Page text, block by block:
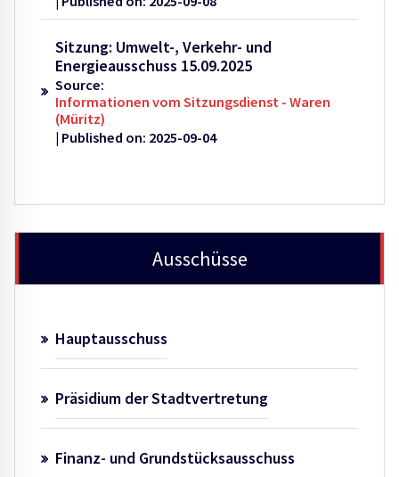
Sitzung: Umwelt-, Verkehr- und
Energieausschuss 15.09.2025
Source:
Informationen vom Sitzungsdienst - Waren
(Müritz)
Published on: 2025-09-04
Ausschüsse
Hauptausschuss
Präsidium der Stadtvertretung
Finanz- und Grundstücksausschuss